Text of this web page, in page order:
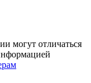
могут отличаться